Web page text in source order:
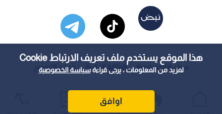
هذا الموقع يستخدم ملف تعريف الارتباط Cookie
لمزيد من المعلومات ، يرجى قراءةسياسة الخصوصية
اوافق
سياسة الخصوصية الملكية الفكرية معايير التصحيح